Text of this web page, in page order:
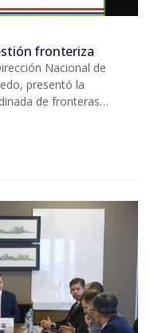
fronteriza
Nacional de
presentó la
de fronteras
Regional,
logística.